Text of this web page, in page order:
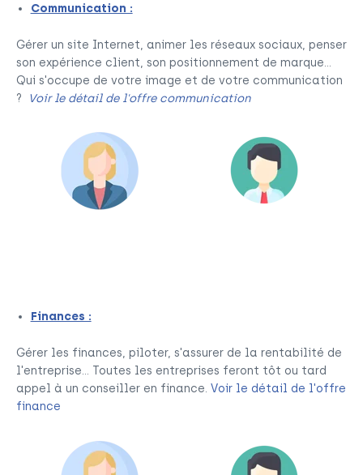
Communication :
Gérer un site Internet, animer les réseaux sociaux, penser
son expérience client, son positionnement de marque...
Qui s'occupe de votre image et de votre communication
?
Voir le détail de l'offre communication
Finances :
Gérer les finances, piloter, s'assurer de la rentabilité de
l'entreprise... Toutes les entreprises feront tôt ou tard
appel à un conseiller en finance. Voir le détail de l'offre
finance